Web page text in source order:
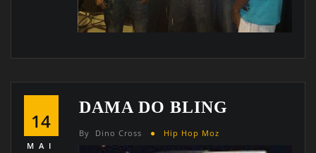
14
MAI
DAMA DO BLING
By Dino Cross Hip Hop Moz